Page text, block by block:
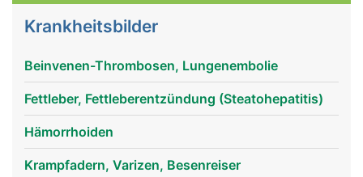
Rubriken
venen frau venen mann
Krankheitsbilder
Beinvenen-Thrombosen, Lungenembolie
Fettleber, Fettleberentzündung (Steatohepatitis)
Hämorrhoiden
Krampfadern, Varizen, Besenreiser